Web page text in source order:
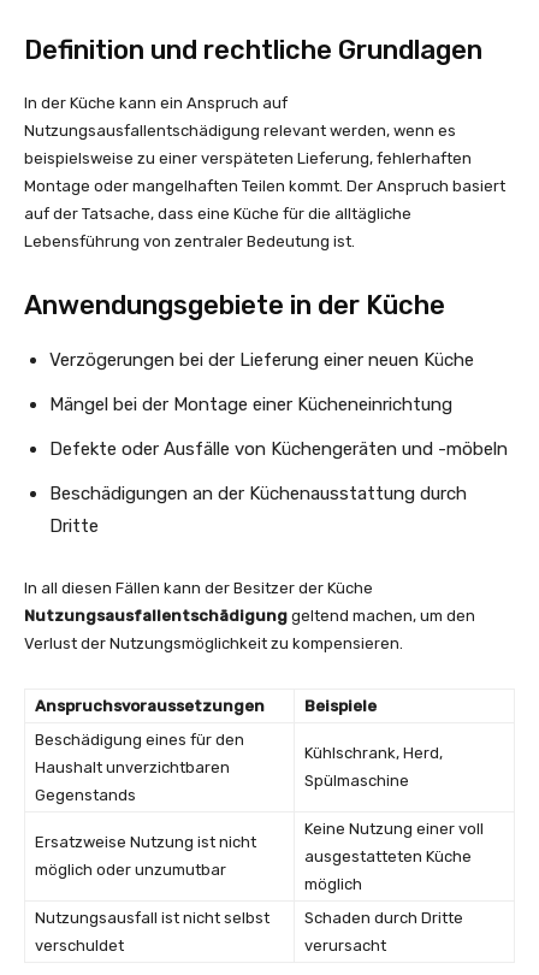
Definition und rechtliche Grundlagen
In der Küche kann ein Anspruch auf
Nutzungsausfallentschädigung relevant werden, wenn es
beispielsweise zu einer verspäteten Lieferung, fehlerhaften
Montage oder mangelhaften Teilen kommt. Der Anspruch basiert
auf der Tatsache, dass eine Küche für die alltägliche
Lebensführung von zentraler Bedeutung ist.
Anwendungsgebiete in der Küche
Verzögerungen bei der Lieferung einer neuen Küche
Mängel bei der Montage einer Kücheneinrichtung
Defekte oder Ausfälle von Küchengeräten und -möbeln
Beschädigungen an der Küchenausstattung durch
Dritte
In all diesen Fällen kann der Besitzer der Küche
Nutzungsausfallentschädigung geltend machen, um den
Verlust der Nutzungsmöglichkeit zu kompensieren.
Anspruchsvoraussetzungen
Beispiele
Beschädigung eines für den
Haushalt unverzichtbaren
Gegenstands
Kühlschrank, Herd,
Spülmaschine
Ersatzweise Nutzung ist nicht
möglich oder unzumutbar
Keine Nutzung einer voll
ausgestatteten Küche
möglich
Nutzungsausfall ist nicht selbst
verschuldet
Schaden durch Dritte
verursacht